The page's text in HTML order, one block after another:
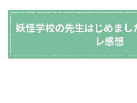
妖怪学校の先生はじめま
レ感想